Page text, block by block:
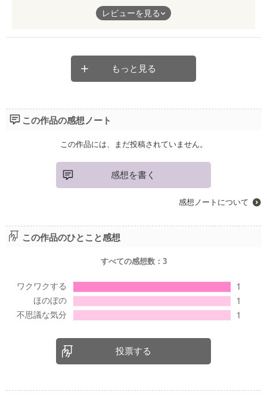
門倉先生のお喋りとネクタイがあった理由。
レビューを見る
もっと見る
この作品の感想ノート
この作品には、まだ投稿されていません。
感想を書く
感想ノートについて
この作品のひとこと感想
すべての感想数： 3
投票する